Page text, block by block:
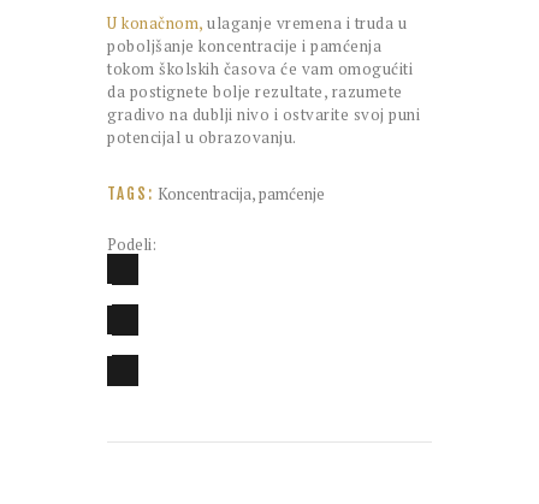
U konačnom, ulaganje vremena i truda u
poboljšanje koncentracije i pamćenja
tokom školskih časova će vam omogućiti
da postignete bolje rezultate, razumete
gradivo na dublji nivo i ostvarite svoj puni
potencijal u obrazovanju.
TAGS: Koncentracija,pamćenje
Podeli: